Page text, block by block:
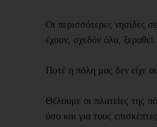
Οι περισσότερες νησίδες
έχουν, σχεδόν όλα, ξεραθεί.
Ποτέ η πόλη μας δεν είχε
Θέλουμε οι πλατείες της
όσο και για τους